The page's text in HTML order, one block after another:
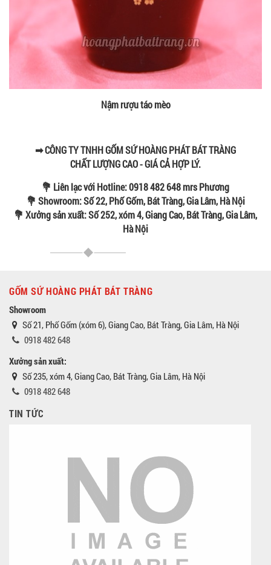
Nậm rượu táo mèo
➡ CÔNG TY TNHH GỐM SỨ HOÀNG PHÁT BÁT TRÀNG
CHẤT LƯỢNG CAO - GIÁ CẢ HỢP LÝ.
💐 Liên lạc với Hotline: 0918 482 648 mrs Phương
💐 Showroom: Số 22, Phố Gốm, Bát Tràng, Gia Lâm, Hà Nội
💐 Xưởng sản xuất: Số 252, xóm 4, Giang Cao, Bát Tràng, Gia Lâm,
Hà Nội
GỐM SỨ HOÀNG PHÁT BÁT TRÀNG
Showroom
Số 21, Phố Gốm (xóm 6), Giang Cao, Bát Tràng, Gia Lâm, Hà Nội
0918 482 648
Xưởng sản xuất:
Số 235, xóm 4, Giang Cao, Bát Tràng, Gia Lâm, Hà Nội
0918 482 648
TIN TỨC